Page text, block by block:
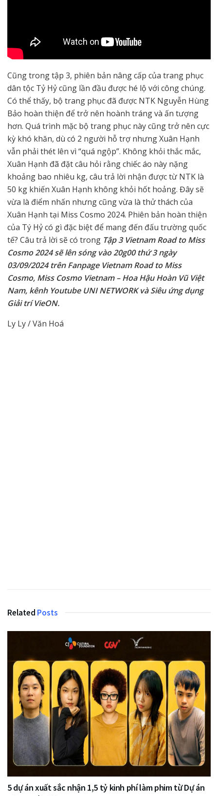
Cũng trong tập 3, phiên bản nâng cấp của trang phục
dân tộc Tỷ Hỷ cũng lần đầu được hé lộ với công chúng.
Có thể thấy, bộ trang phục đã được NTK Nguyễn Hùng
Bảo hoàn thiện để trở nên hoành tráng và ấn tượng
hơn. Quá trình mặc bộ trang phục này cũng trở nên cực
kỳ khó khăn, dù có 2 người hỗ trợ nhưng Xuân Hạnh
vẫn phải thét lên vì “quá ngộp”. Không khỏi thắc mắc,
Xuân Hạnh đã đặt câu hỏi rằng chiếc áo này nặng
khoảng bao nhiêu kg, câu trả lời nhận được từ NTK là
50 kg khiến Xuân Hạnh không khỏi hốt hoảng. Đây sẽ
vừa là điểm nhấn nhưng cũng vừa là thử thách của
Xuân Hạnh tại Miss Cosmo 2024. Phiên bản hoàn thiện
của Tý Hỷ có gì đặc biệt để mang đến đấu trường quốc
tế? Câu trả lời sẽ có trong Tập 3 Vietnam Road to Miss
Cosmo 2024 sẽ lên sóng vào 20g00 thứ 3 ngày
03/09/2024 trên Fanpage Vietnam Road to Miss
Cosmo, Miss Cosmo Vietnam – Hoa Hậu Hoàn Vũ Việt
Nam, kênh Youtube UNI NETWORK và Siêu ứng dụng
Giải trí VieON.
Ly Ly / Văn Hoá
Related Posts
5 dự án xuất sắc nhận 1,5 tỷ kinh phí làm phim từ Dự án